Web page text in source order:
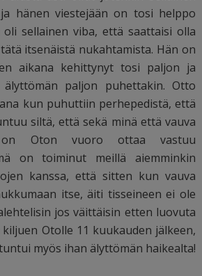
hänen viestejään on tosi helppo
oli sellainen viba, että saattaisi olla
itsenäistä nukahtamista. Hän on
aikana kehittynyt tosi paljon ja
paljon puhettakin. Otto
kun puhuttiin perhepedistä, että
siltä, että sekä minä että vauva
on Oton vuoro ottaa vastuu
on toiminut meillä aiemminkin
kanssa, että sitten kun vauva
itse, äiti tisseineen ei ole
jos väittäisin etten luovuta
Otolle 11 kuukauden jälkeen,
myös ihan älyttömän haikealta!